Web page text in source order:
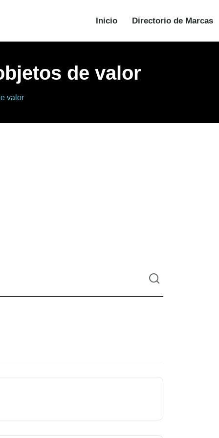
Inicio Directorio de Marcas
de valor
valor